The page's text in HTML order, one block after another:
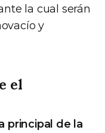
la cual serán
y
el
principal de la